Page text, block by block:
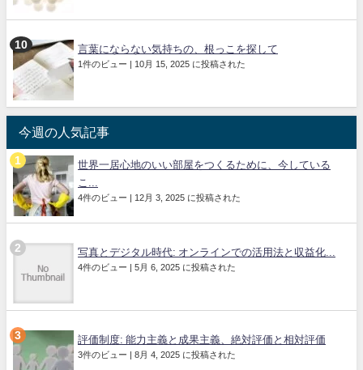
言葉にならない気持ちの、根っこを探して
1件のビュー | 10月 15, 2025 に投稿された
今週の人気記事
世界一居心地のいい部屋をつくるために、今している
こ...
4件のビュー | 12月 3, 2025 に投稿された
写真とデジタル時代: オンラインでの活用法と収益化...
4件のビュー | 5月 6, 2025 に投稿された
評価制度: 能力主義と成果主義、絶対評価と相対評価
3件のビュー | 8月 4, 2025 に投稿された